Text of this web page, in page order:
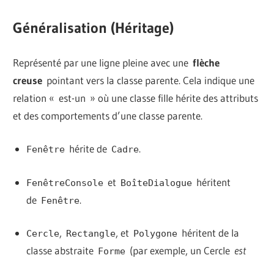
Généralisation (Héritage)
Représenté par une ligne pleine avec uneflèche
creuse pointant vers la classe parente. Cela indique une
relation « est-un » où une classe fille hérite des attributs
et des comportements d’une classe parente.
Fenêtrehérite de Cadre.
FenêtreConsoleet BoîteDialoguehéritent
de Fenêtre.
Cercle, Rectangle, et Polygonehéritent de la
classe abstraite Forme(par exemple, un Cercle est